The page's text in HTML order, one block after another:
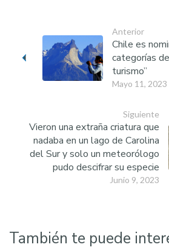
Anterior
Mayo 11, 2023
Chile es
categorías
turismo”
Siguiente
Junio 9, 2023
Vieron una extraña criatura que
nadaba en un lago de Carolina
del Sur y solo un meteorólogo
pudo descifrar su especie
También te puede